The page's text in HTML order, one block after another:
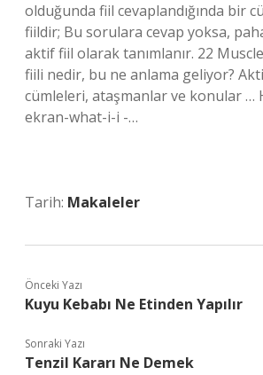
olduğunda fiil cevaplandığında bir
fiildir; Bu sorulara cevap yoksa,
aktif fiil olarak tanımlanır. 22
fiili nedir, bu ne anlama geliyor?
cümleleri, ataşmanlar ve konular …
ekran-what-i-i -…
Tarih: Makaleler
Önceki Yazı
Kuyu Kebabı Ne Etinden Yapılır
Sonraki Yazı
Tenzil Kararı Ne Demek